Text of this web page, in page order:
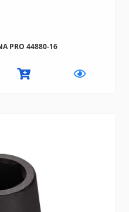
PRO 44880-16